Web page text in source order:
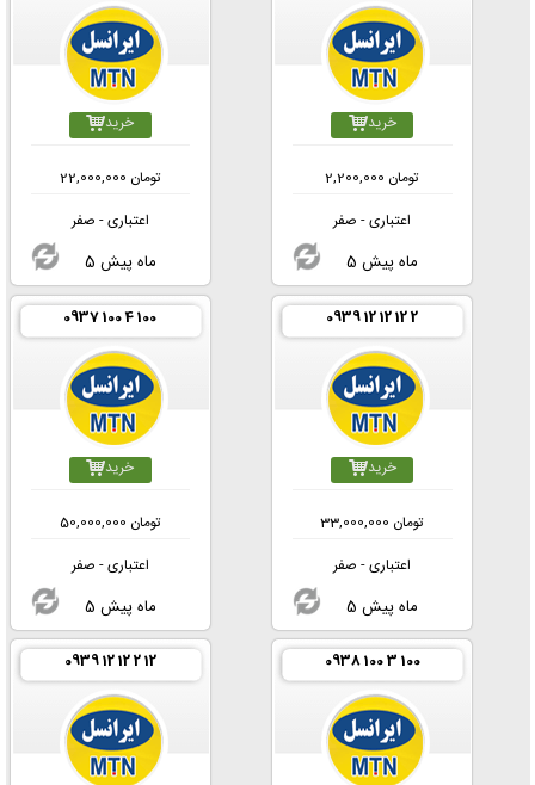
خرید
2,200,000 تومان
اعتباری - صفر
5 ماه پیش
خرید
22,000,000 تومان
اعتباری - صفر
5 ماه پیش
0939 12 12 12 2
خرید
33,000,000 تومان
اعتباری - صفر
5 ماه پیش
0937 100 4 100
خرید
50,000,000 تومان
اعتباری - صفر
5 ماه پیش
0938 100 3 100
0939 12 12 2 12